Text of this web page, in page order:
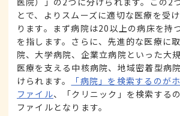
とで、よりスムーズに適切な医療を受
ります。まず病院は20以上の病床を持
を指します。さらに、先進的な医療に
院、大学病院、企業立病院といった大
医療を支える中核病院、地域密着型病
けられます。
「病院」を検索するのが
ファイル、「クリニック」を検索する
ファイルとなります。